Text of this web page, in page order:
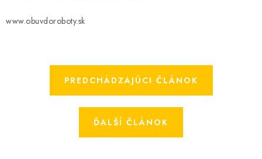
OCHRANNÉ PRACOVNÉ POMÔCKY
Často kladené otázky
INFORMÁCIE PRE ZÁKAZNÍKOV
www.obuvdoroboty.sk
PREDCHÁDZAJÚCI ČLÁNOK
ĎALŠÍ ČLÁNOK